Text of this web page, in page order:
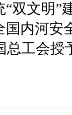
双文明”
内河安
总工会